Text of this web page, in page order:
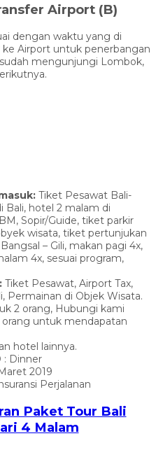
Airport (B)
dengan waktu yang di
ke Airport untuk penerbangan
mengunjungi Lombok,
Tiket Pesawat Bali-
Bali, hotel 2 malam di
Sopir/Guide, tiket parkir
wisata, tiket pertunjukan
– Gili, makan pagi 4x,
4x, sesuai program,
Tiket Pesawat, Airport Tax,
Permainan di Objek Wisata.
2 orang, Hubungi kami
untuk mendapatan
hotel lainnya.
: Dinner
2019
Perjalanan
Paket Tour Bali
4 Malam